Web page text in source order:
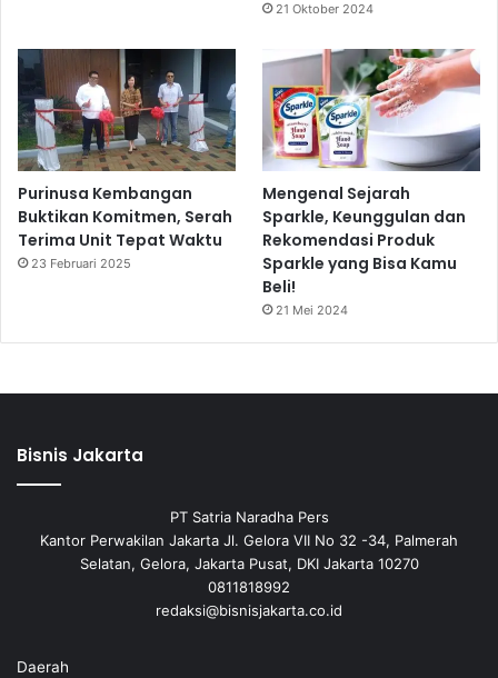
21 Oktober 2024
Purinusa Kembangan
Buktikan Komitmen, Serah
Terima Unit Tepat Waktu
23 Februari 2025
Mengenal Sejarah
Sparkle, Keunggulan dan
Rekomendasi Produk
Sparkle yang Bisa Kamu
Beli!
21 Mei 2024
Bisnis Jakarta
PT Satria Naradha Pers
Kantor Perwakilan Jakarta Jl. Gelora VII No 32 -34, Palmerah
Selatan, Gelora, Jakarta Pusat, DKI Jakarta 10270
0811818992
redaksi@bisnisjakarta.co.id
Daerah